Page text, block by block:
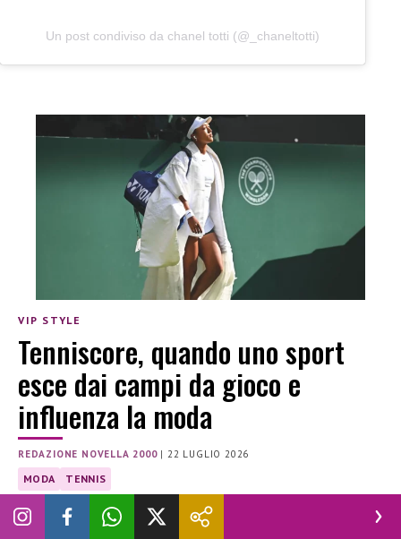
Un post condiviso da chanel totti (@_chaneltotti)
VIP STYLE
Tenniscore, quando uno sport
esce dai campi da gioco e
influenza la moda
REDAZIONE NOVELLA 2000|22 LUGLIO 2026
MODA TENNIS
Una disciplina che ha saputo creare un stile da imitare nella
vita di tutti i giorni: un lusso discreto ma accessibile.